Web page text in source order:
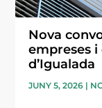
Nova
empreses i
d’Igualada
JUNY 5, 2026 |